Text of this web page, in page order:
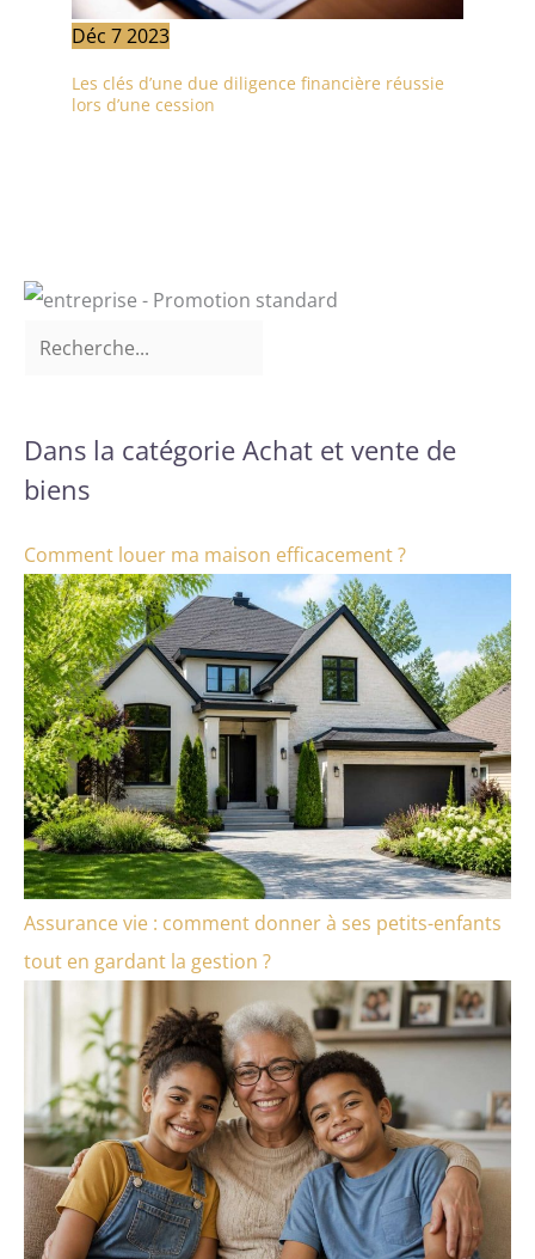
Déc 72023
Les clés d’une due diligence financière réussie
lors d’une cession
Dans la catégorie Achat et vente de
biens
Comment louer ma maison efficacement ?
Assurance vie : comment donner à ses petits-enfants
tout en gardant la gestion ?